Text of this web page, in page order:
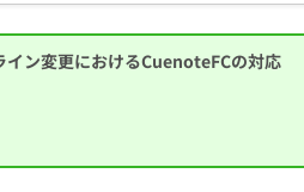
メールリレーサーバー
イン変更におけるCuenoteFCの対応